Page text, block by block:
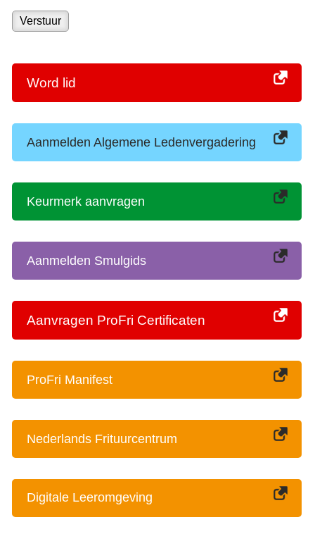
Word lid
Aanmelden Algemene Ledenvergadering
Keurmerk aanvragen
Aanmelden Smulgids
Aanvragen ProFri Certificaten
ProFri Manifest
Nederlands Frituurcentrum
Digitale Leeromgeving